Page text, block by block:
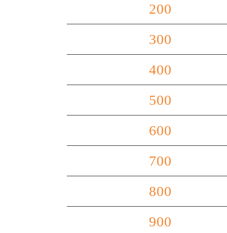
200
300
400
500
600
700
800
900